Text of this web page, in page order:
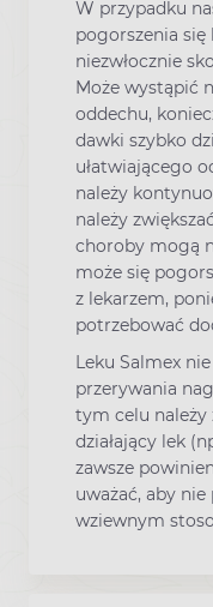
W przypadku
pogorszenia
niezwłocznie
Może wystąpić
oddechu,
dawki szybko
ułatwiającego
należy
należy
choroby mogą
może się
z lekarzem,
potrzebować
Leku Salmex
przerywania
tym celu należy
działający lek
zawsze
uważać, aby
wziewnym